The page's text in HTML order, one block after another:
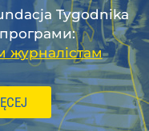
Tygodnika
журналістам